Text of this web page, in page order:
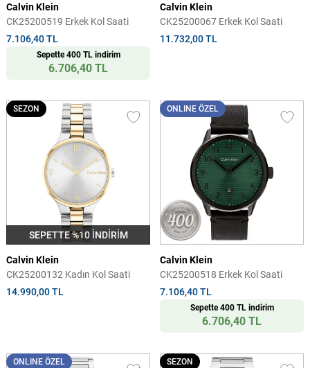
Calvin Klein
CK25200519 Erkek Kol Saati
7.106,40 TL
Sepette 400 TL indirim
6.706,40 TL
Calvin Klein
CK25200067 Erkek Kol Saati
11.732,00 TL
SEPETTE %10 İNDİRİM
SEZON
Calvin Klein
CK25200132 Kadın Kol Saati
14.990,00 TL
ONLINE ÖZEL
Calvin Klein
CK25200518 Erkek Kol Saati
7.106,40 TL
Sepette 400 TL indirim
6.706,40 TL
ONLINE ÖZEL SEZON